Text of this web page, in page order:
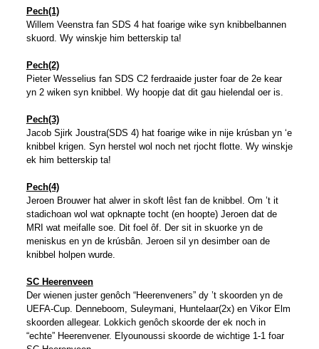
Pech(1)
Willem Veenstra fan SDS 4 hat foarige wike syn knibbelbannen
skuord. Wy winskje him betterskip ta!
Pech(2)
Pieter Wesselius fan SDS C2 ferdraaide juster foar de 2e kear
yn 2 wiken syn knibbel. Wy hoopje dat dit gau hielendal oer is.
Pech(3)
Jacob Sjirk Joustra(SDS 4) hat foarige wike in nije krúsban yn ‘e
knibbel krigen. Syn herstel wol noch net rjocht flotte. Wy winskje
ek him betterskip ta!
Pech(4)
Jeroen Brouwer hat alwer in skoft lêst fan de knibbel. Om ’t it
stadichoan wol wat opknapte tocht (en hoopte) Jeroen dat de
MRI wat meifalle soe. Dit foel ôf. Der sit in skuorke yn de
meniskus en yn de krúsbân. Jeroen sil yn desimber oan de
knibbel holpen wurde.
SC Heerenveen
Der wienen juster genôch “Heerenveners” dy ’t skoorden yn de
UEFA-Cup. Denneboom, Suleymani, Huntelaar(2x) en Vikor Elm
skoorden allegear. Lokkich genôch skoorde der ek noch in
“echte” Heerenvener. Elyounoussi skoorde de wichtige 1-1 foar